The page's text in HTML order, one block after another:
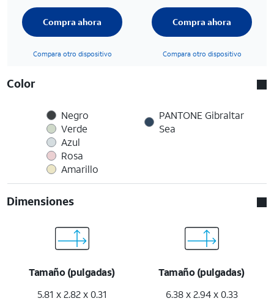
Compra ahora
Compara otro dispositivo
Compra ahora
Compara otro dispositivo
Color
Negro
Verde
Azul
Rosa
Amarillo
PANTONE Gibraltar
Sea
Dimensiones
Tamaño (pulgadas)
5.81 x 2.82 x 0.31
Tamaño (pulgadas)
6.38 x 2.94 x 0.33